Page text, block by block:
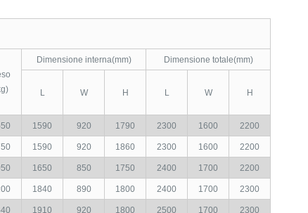
Dimensione interna(mm)
Dimensione totale(mm)
L W H L W H
1590 920 1790 2300 1600 2200
1590 920 1860 2300 1600 2200
1650 850 1750 2400 1700 2200
1840 890 1800 2400 1700 2300
1910 920 1800 2500 1700 2300